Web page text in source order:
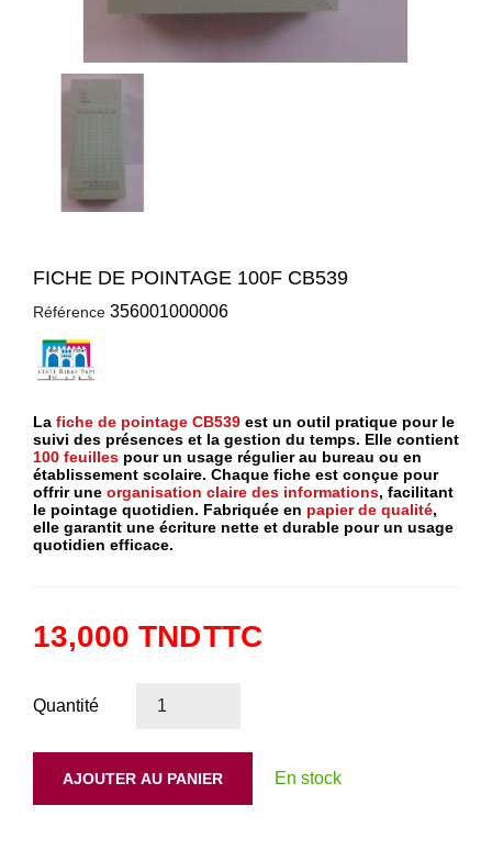
FICHE DE POINTAGE 100F CB539
Référence 356001000006
La fiche de pointage CB539 est un outil pratique pour le
suivi des présences et la gestion du temps. Elle contient
100 feuilles pour un usage régulier au bureau ou en
établissement scolaire. Chaque fiche est conçue pour
offrir une organisation claire des informations, facilitant
le pointage quotidien. Fabriquée en papier de qualité,
elle garantit une écriture nette et durable pour un usage
quotidien efficace.
13,000 TNDTTC
Quantité
AJOUTER AU PANIER En stock